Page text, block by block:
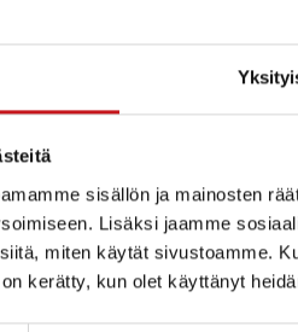
sisällön ja mainosten
Lisäksi jaamme
miten käytät sivustoamme.
kerätty, kun olet käyttänyt